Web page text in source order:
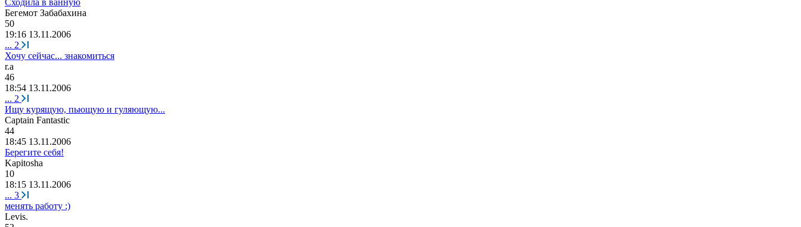
Бегемот Забабахина
50
19:16 13.11.2006
... 2
Хочу сейчас... знакомиться
r.a
46
18:54 13.11.2006
... 2
Ищу курящую, пьющую и гуляющую...
Captain Fantastic
44
18:45 13.11.2006
Берегите себя!
Kapitosha
10
18:15 13.11.2006
... 3
менять работу :)
Levis.